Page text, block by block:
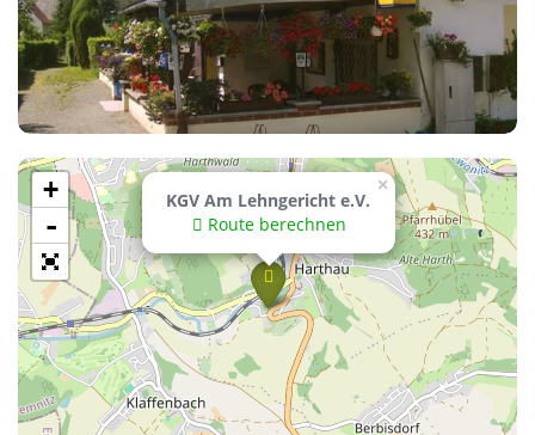
×
KGV Am Lehngericht e.V.
Route berechnen
+
-